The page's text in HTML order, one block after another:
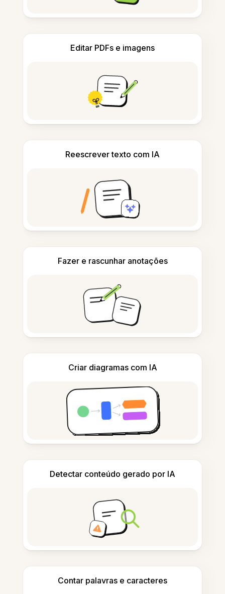
Editar PDFs e imagens
Reescrever texto com IA
Fazer e rascunhar anotações
Criar diagramas com IA
Detectar conteúdo gerado por IA
Contar palavras e caracteres